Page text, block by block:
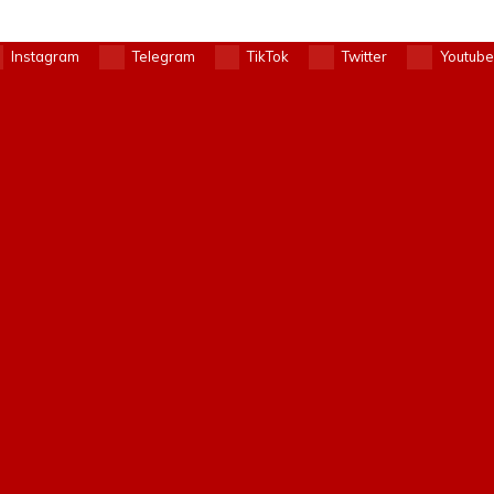
Instagram Telegram TikTok Twitter Youtube